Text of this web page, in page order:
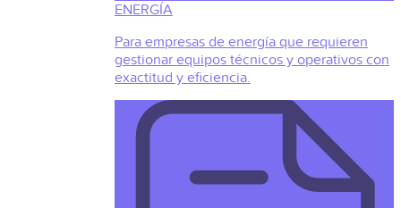
ENERGÍA
Para empresas de energía que requieren
gestionar equipos técnicos y operativos con
exactitud y eficiencia.